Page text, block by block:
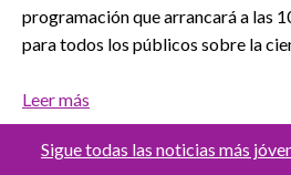
programación que arrancará a las
para todos los públicos sobre la
Leer más
Sigue todas las noticias más